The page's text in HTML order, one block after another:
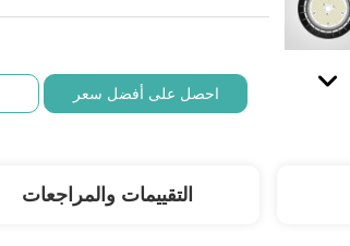
احصل على أفضل سعر
التقييمات والمراجعات